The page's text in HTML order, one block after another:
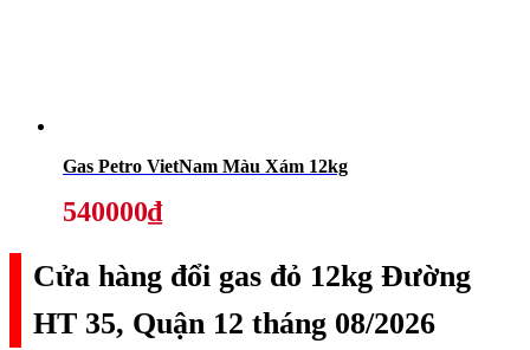
Gas Petro VietNam Màu Xám 12kg
540000₫
Cửa hàng đổi gas đỏ 12kg Đường
HT 35, Quận 12 tháng 08/2026